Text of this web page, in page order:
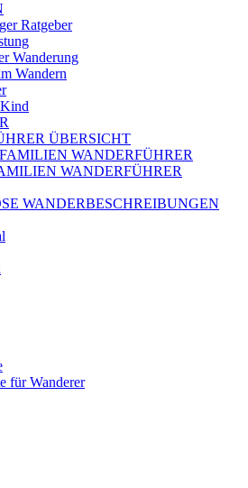
Ratgeber
Wanderung
Wandern
ÜBERSICHT
WANDERFÜHRER
WANDERFÜHRER
WANDERBESCHREIBUNGEN
für Wanderer